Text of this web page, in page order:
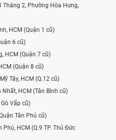
Tháng 2, Phường Hòa Hưng,
HCM (Quận 1 cũ)
6 cũ)
HCM (Quận 7 cũ)
(Quận 8 cũ)
Tây, HCM (Q.12 cũ)
HCM (Tân Bình cũ)
Vấp cũ)
Tân Phú cũ)
HCM (Q.9 TP. Thủ Đức